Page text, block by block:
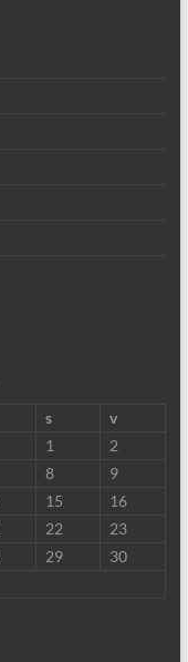
s
v
1
2
8
9
15
16
22
23
29
30